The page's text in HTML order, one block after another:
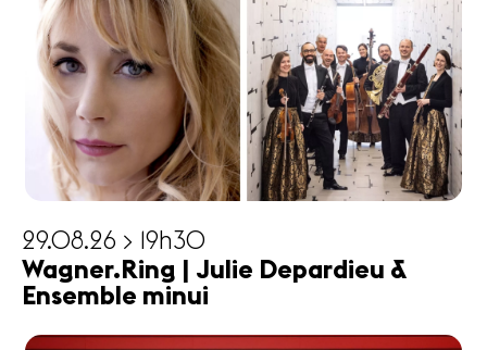
29.08.26 > 19h30
Wagner.Ring | Julie Depardieu &
Ensemble minui